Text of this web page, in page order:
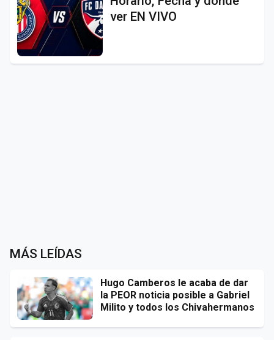
ver EN VIVO
MÁS LEÍDAS
Hugo Camberos le acaba de dar
la PEOR noticia posible a Gabriel
Milito y todos los Chivahermanos